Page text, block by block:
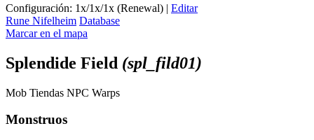
Configuración: 1x/1x/1x (Renewal) | Editar
Rune Nifelheim Database
Marcar en el mapa
Splendide Field (spl_fild01)
Mob Tiendas NPC Warps
Monstruos